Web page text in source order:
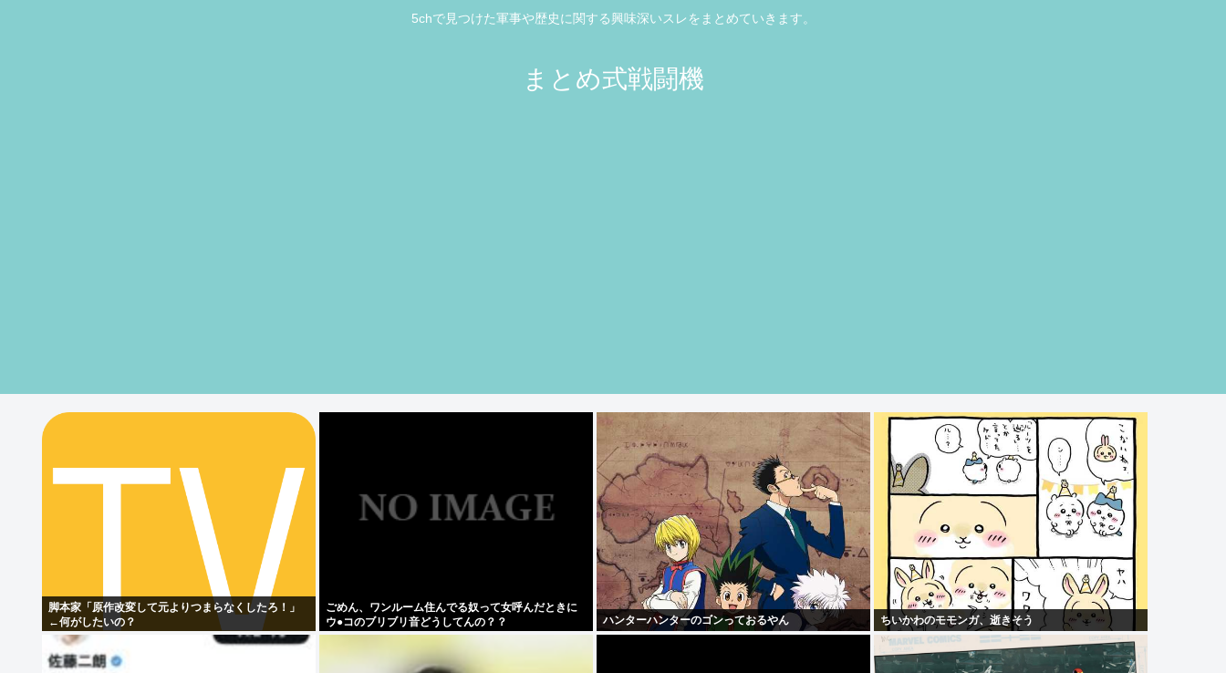
5chで見つけた軍事や歴史に関する興味深いスレをまとめていきます。
まとめ式戦闘機
脚本家「原作改変して元よりつまらなくしたろ！」
←何がしたいの？
ごめん、ワンルーム住んでる奴って女呼んだときに
ウ●コのブリブリ音どうしてんの？？
ハンターハンターのゴンっておるやん ちいかわのモモンガ、逝きそう